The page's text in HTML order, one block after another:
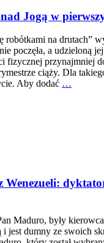
Jogą w
robótkami na drutach”
poczęła, a udzieloną
fizycznej przynajmniej
ciąży. Dla
Aby dodać …
Wenezueli:
Maduro, były
i jest dumny ze swoich